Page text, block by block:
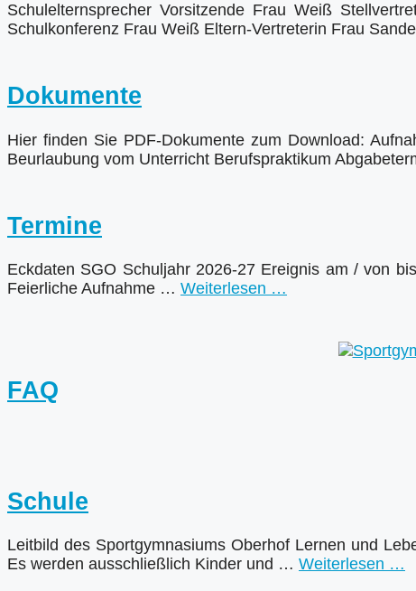
Schulelternsprecher Vorsitzende Frau Weiß
Schulkonferenz Frau Weiß Eltern-Vertreterin Frau
Dokumente
Hier finden Sie PDF-Dokumente zum Download:
Beurlaubung vom Unterricht Berufspraktikum
Termine
Eckdaten SGO Schuljahr 2026-27 Ereignis am / von
Feierliche Aufnahme … Weiterlesen …
FAQ
Schule
Leitbild des Sportgymnasiums Oberhof Lernen und
Es werden ausschließlich Kinder und … Weiterlesen …